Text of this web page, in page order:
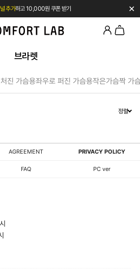
추가하고 10,000원 쿠폰 받기
시 베스트셀러 50% 즉시 할인
✕
브라렛
처진 가슴용좌우로 퍼진 가슴용작은가슴짝 가
정렬
AGREEMENT PRIVACY POLICY
FAQ PC ver